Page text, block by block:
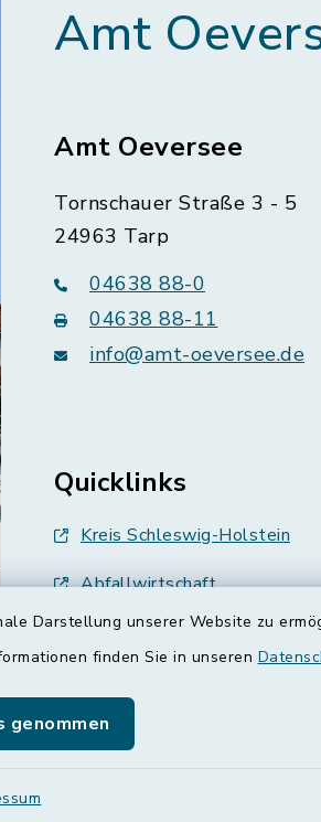
Darstellung unserer Website zu
finden Sie in unseren
genommen
Amt
Amt Oeversee
Tornschauer Straße 3 - 5
24963 Tarp
04638 88-0
04638 88-11
info@amt-oeversee.de
Quicklinks
Kreis Schleswig-Holstein
Abfallwirtschaft
Grünes Binnenland
Schulverband Sieverstedt